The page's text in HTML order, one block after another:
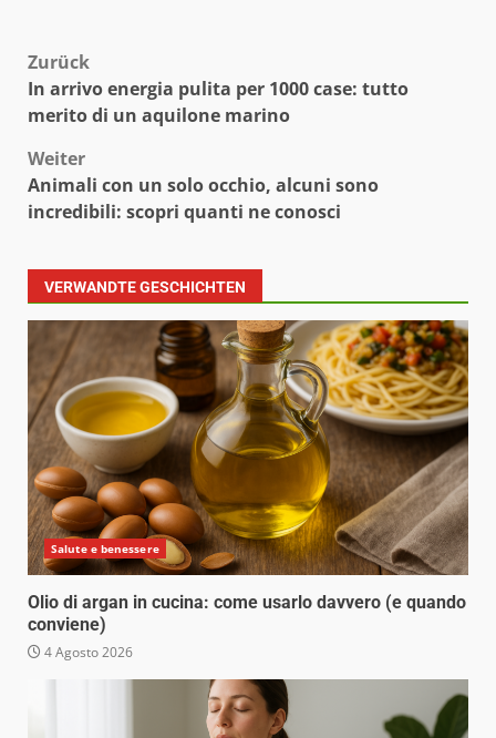
Beitragsnavigation
Zurück
In arrivo energia pulita per 1000 case: tutto
merito di un aquilone marino
Weiter
Animali con un solo occhio, alcuni sono
incredibili: scopri quanti ne conosci
VERWANDTE GESCHICHTEN
Salute e benessere
Olio di argan in cucina: come usarlo davvero (e quando
conviene)
4 Agosto 2026